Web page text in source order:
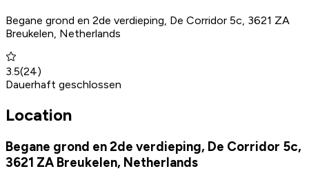
Begane grond en 2de verdieping, De Corridor 5c, 3621 ZA
Breukelen, Netherlands
3.5(24)
Dauerhaft geschlossen
Location
Begane grond en 2de verdieping, De Corridor 5c,
3621 ZA Breukelen, Netherlands